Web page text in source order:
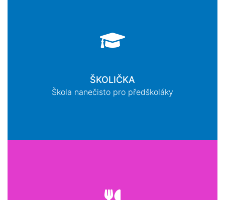
ŠKOLIČKA
Škola nanečisto pro předškoláky